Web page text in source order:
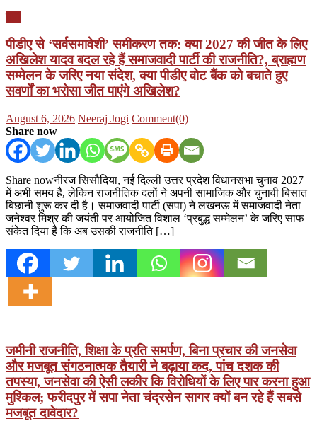
पीडीए से ‘सर्वसमावेशी’ समीकरण तक: क्या 2027 की जीत के लिए
अखिलेश यादव बदल रहे हैं समाजवादी पार्टी की राजनीति?, ब्राह्मण
सम्मेलन के जरिए नया संदेश, क्या पीडीए वोट बैंक को बचाते हुए
सवर्णों का भरोसा जीत पाएंगे अखिलेश?
Posted
on
August 6, 2026 Author
Neeraj Jogi Comment(0)
Share now
Share nowनीरज सिसौदिया, नई दिल्ली उत्तर प्रदेश विधानसभा चुनाव 2027
में अभी समय है, लेकिन राजनीतिक दलों ने अपनी सामाजिक और चुनावी बिसात
बिछानी शुरू कर दी है। समाजवादी पार्टी (सपा) ने लखनऊ में समाजवादी नेता
जनेश्वर मिश्र की जयंती पर आयोजित विशाल ‘प्रबुद्ध सम्मेलन’ के जरिए साफ
संकेत दिया है कि अब उसकी राजनीति […]
जमीनी राजनीति, शिक्षा के प्रति समर्पण, बिना प्रचार की जनसेवा
और मजबूत संगठनात्मक तैयारी ने बढ़ाया कद, पांच दशक की
तपस्या, जनसेवा की ऐसी लकीर कि विरोधियों के लिए पार करना हुआ
मुश्किल; फरीदपुर में सपा नेता चंद्रसेन सागर क्यों बन रहे हैं सबसे
मजबूत दावेदार?